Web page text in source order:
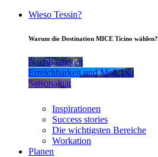
Wieso Tessin?
Warum die Destination MICE Ticino wählen?
Nachhaltigkeit
Erreichbarkeit und Mobilität
Saisonalität
Inspirationen
Success stories
Die wichtigsten Bereiche
Workation
Planen